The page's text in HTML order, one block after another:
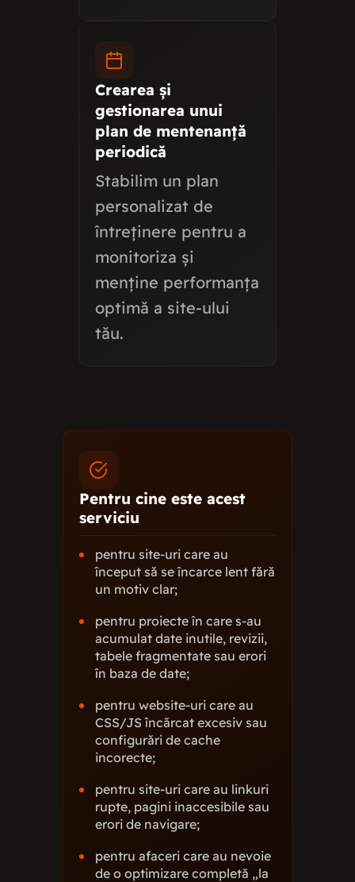
Crearea și
gestionarea unui
plan de mentenanță
periodică
Stabilim un plan
personalizat de
întreținere pentru a
monitoriza și
menține performanța
optimă a site-ului
tău.
Pentru cine este acest
serviciu
pentru site-uri care au
început să se încarce lent fără
un motiv clar;
pentru proiecte în care s-au
acumulat date inutile, revizii,
tabele fragmentate sau erori
în baza de date;
pentru website-uri care au
CSS/JS încărcat excesiv sau
configurări de cache
incorecte;
pentru site-uri care au linkuri
rupte, pagini inaccesibile sau
erori de navigare;
pentru afaceri care au nevoie
de o optimizare completă „la